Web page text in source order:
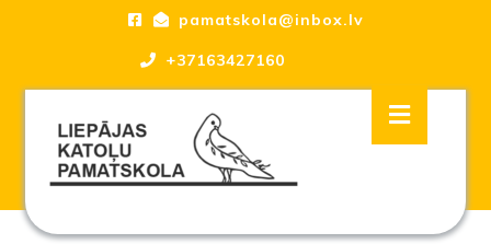
pamatskola@inbox.lv
+37163427160
Open